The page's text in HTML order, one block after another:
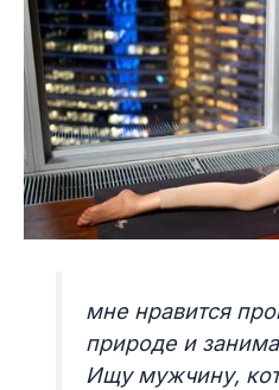
мне нравится
природе и
Ищу мужчину,